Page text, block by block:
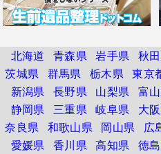
北海道 青森県 岩手県 秋
茨城県 群馬県 栃木県 東京
新潟県 長野県 山梨県 富
静岡県 三重県 岐阜県 大
奈良県 和歌山県 岡山県 広
愛媛県 香川県 高知県 徳